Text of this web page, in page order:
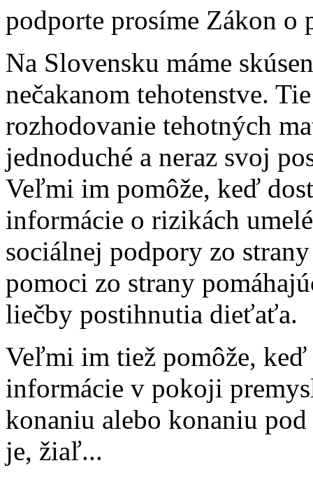
podporte prosíme Zákon o
Na Slovensku máme
nečakanom tehotenstve.
rozhodovanie tehotných
jednoduché a neraz svoj
Veľmi im pomôže, keď
informácie o rizikách
sociálnej podpory zo
pomoci zo strany
liečby postihnutia dieťaťa.
Veľmi im tiež pomôže, keď
informácie v pokoji
konaniu alebo konaniu
je, žiaľ...